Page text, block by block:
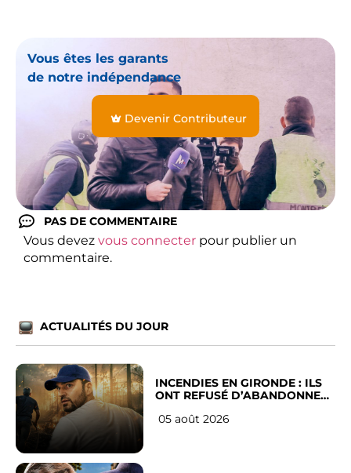
Vous êtes les garants
de notre indépendance
Devenir Contributeur
PAS DE COMMENTAIRE
Vous devez vous connecter pour publier un
commentaire.
ACTUALITÉS DU JOUR
INCENDIES EN GIRONDE : ILS
ONT REFUSÉ D’ABANDONNER
05 août 2026